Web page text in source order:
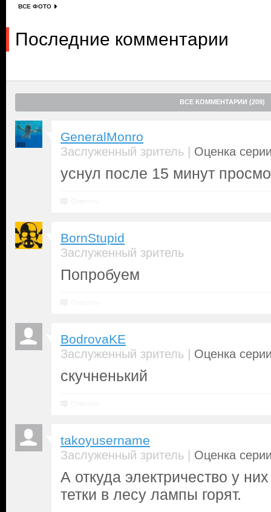
ВСЕ ФОТО
Последние комментарии
ВСЕ КОММЕНТАРИИ (209)
GeneralMonro
Заслуженный зритель | Оценка
уснул после 15 минут
BornStupid
Заслуженный зритель
Попробуем
BodrovaKE
Заслуженный зритель | Оценка
скучненький
takoyusername
Заслуженный зритель | Оценка
А откуда электричество у
тетки в лесу лампы горят.